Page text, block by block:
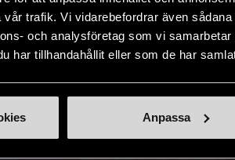
trafik. Vi vidarebefordrar även
och analysföretag som vi
har tillhandahållit eller som de har
Anpassa